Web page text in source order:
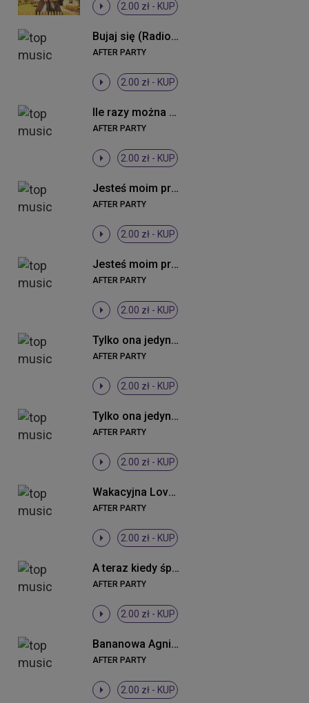
2.00 zł - KUP
Bujaj się (Radio Edit)
AFTER PARTY
2.00 zł - KUP
Ile razy można kochać (Radio Edit)
AFTER PARTY
2.00 zł - KUP
Jesteś moim przeznaczeniem (Ballad Version)
AFTER PARTY
2.00 zł - KUP
Jesteś moim przeznaczeniem (Radio Edit)
AFTER PARTY
2.00 zł - KUP
Tylko ona jedyna (Radio Edit)
AFTER PARTY
2.00 zł - KUP
Tylko ona jedyna (Summer Remix Extended)
AFTER PARTY
2.00 zł - KUP
Wakacyjna Love (wpadka) (Radio Edit)
AFTER PARTY
2.00 zł - KUP
A teraz kiedy śpisz (Radio Edit)
AFTER PARTY
2.00 zł - KUP
Bananowa Agnieszka (DJ Sequence Remix)
AFTER PARTY
2.00 zł - KUP